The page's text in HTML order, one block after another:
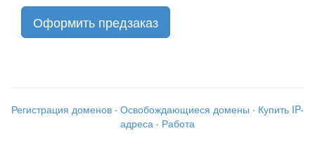
Оформить предзаказ
Регистрация доменов · Освобождающиеся домены · Купить IP-
адреса · Работа